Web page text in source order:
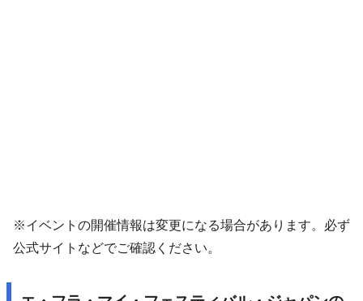
※イベントの開催情報は変更になる場合があります。必ず
公式サイトなどでご確認ください。